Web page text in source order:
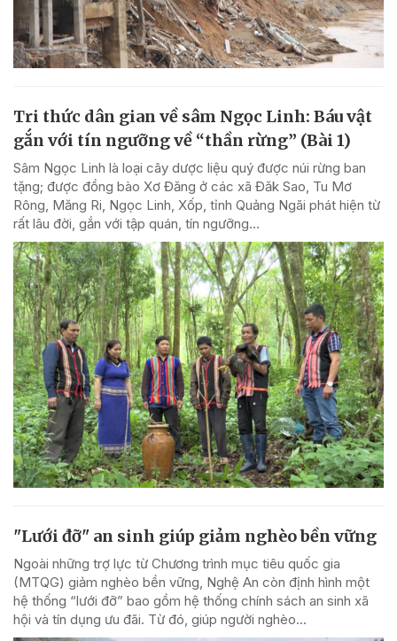
Tri thức dân gian về sâm Ngọc Linh: Báu vật
gắn với tín ngưỡng về “thần rừng” (Bài 1)
Sâm Ngọc Linh là loại cây dược liệu quý được núi rừng ban
tặng; được đồng bào Xơ Đăng ở các xã Đăk Sao, Tu Mơ
Rông, Măng Ri, Ngọc Linh, Xốp, tỉnh Quảng Ngãi phát hiện từ
rất lâu đời, gắn với tập quán, tín ngưỡng...
"Lưới đỡ" an sinh giúp giảm nghèo bền vững
Ngoài những trợ lực từ Chương trình mục tiêu quốc gia
(MTQG) giảm nghèo bền vững, Nghệ An còn định hình một
hệ thống “lưới đỡ” bao gồm hệ thống chính sách an sinh xã
hội và tín dụng ưu đãi. Từ đó, giúp người nghèo...